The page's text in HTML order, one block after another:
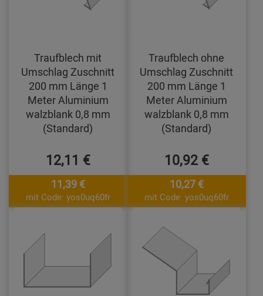
Traufblech mit
Umschlag Zuschnitt
200 mm Länge 1
Meter Aluminium
walzblank 0,8 mm
(Standard)
12,11 €
11,39 €
mit Code: yos0uq60fr
Traufblech ohne
Umschlag Zuschnitt
200 mm Länge 1
Meter Aluminium
walzblank 0,8 mm
(Standard)
10,92 €
10,27 €
mit Code: yos0uq60fr